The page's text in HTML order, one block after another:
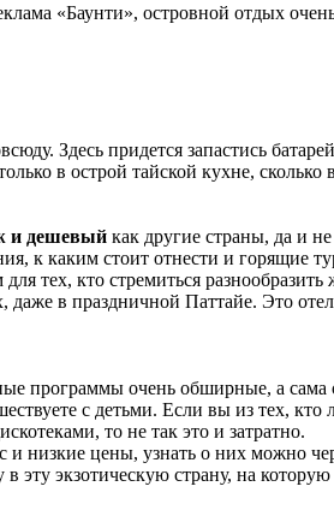
«Баунти», островной отдых
Здесь придется запастись
в острой тайской кухне,
и дешевый как другие страны, да и
к каким стоит отнести и
тех, кто стремиться
даже в праздничной Паттайе. Это
программы очень обширные, а
с детьми. Если вы из тех,
то не так это и затратно.
низкие цены, узнать о них можно
эту экзотическую страну, на